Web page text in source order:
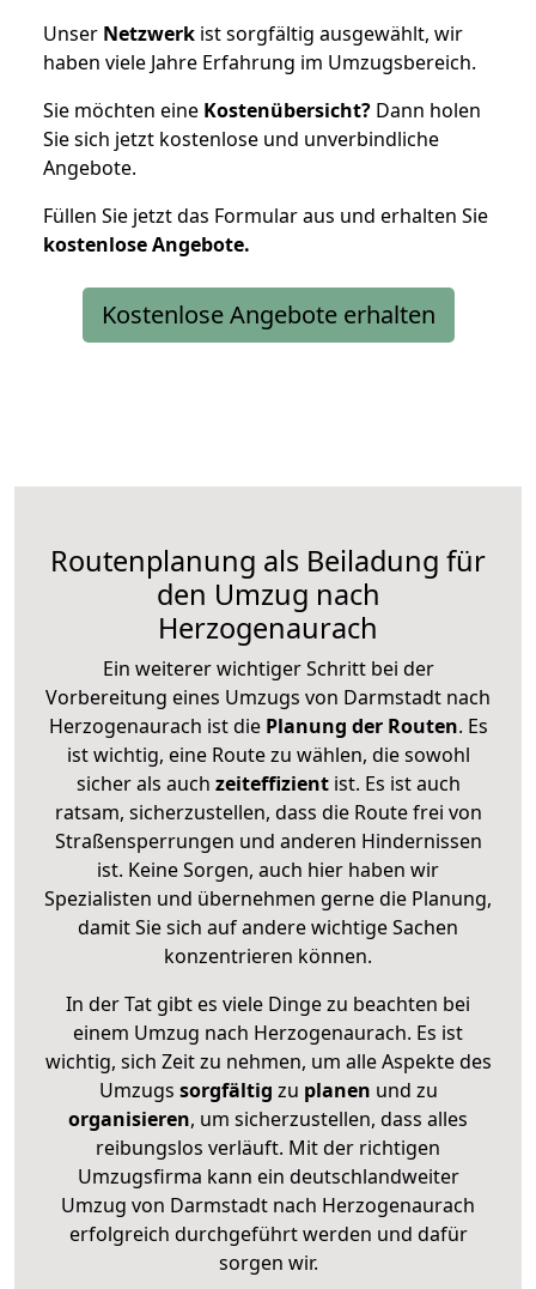
Unser Netzwerk ist sorgfältig ausgewählt, wir
haben viele Jahre Erfahrung im Umzugsbereich.
Sie möchten eine Kostenübersicht? Dann holen
Sie sich jetzt kostenlose und unverbindliche
Angebote.
Füllen Sie jetzt das Formular aus und erhalten Sie
kostenloseAngebote.
Kostenlose Angebote erhalten
Routenplanung als Beiladung für
den Umzug nach
Herzogenaurach
Ein weiterer wichtiger Schritt bei der
Vorbereitung eines Umzugs von Darmstadt nach
Herzogenaurach ist diePlanung der Routen. Es
ist wichtig, eine Route zu wählen, die sowohl
sicher als auch zeiteffizientist. Es ist auch
ratsam, sicherzustellen, dass die Route frei von
Straßensperrungen und anderen Hindernissen
ist. Keine Sorgen, auch hier haben wir
Spezialisten und übernehmen gerne die Planung,
damit Sie sich auf andere wichtige Sachen
konzentrieren können.
In der Tat gibt es viele Dinge zu beachten bei
einem Umzug nach Herzogenaurach. Es ist
wichtig, sich Zeit zu nehmen, um alle Aspekte des
Umzugs sorgfältig zu planen und zu
organisieren, um sicherzustellen, dass alles
reibungslos verläuft. Mit der richtigen
Umzugsfirma kann ein deutschlandweiter
Umzug von Darmstadt nach Herzogenaurach
erfolgreich durchgeführt werden und dafür
sorgen wir.